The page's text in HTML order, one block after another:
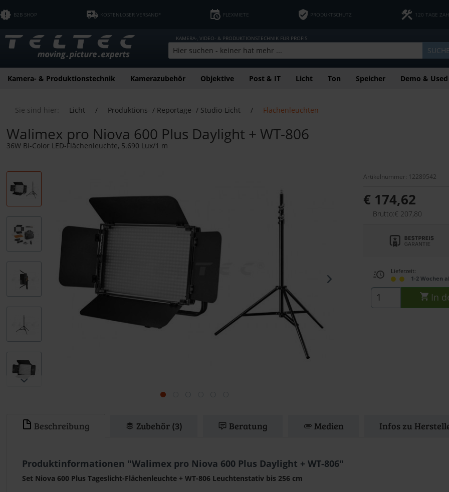
B2B SHOP KOSTENLOSER VERSAND* FLEXMIETE PRODUKTSCHUTZ 120 TAGE
KAMERA-, VIDEO- & PRODUKTIONSTECHNIK FÜR PROFIS
Kamera- & Produktionstechnik Kamerazubehör Objektive Post & IT Licht Ton Speicher Demo & Used
Sie sind hier: Licht / Produktions- / Reportage- / Studio-Licht / Flächenleuchten
Walimex pro Niova 600 Plus Daylight + WT-806
36W Bi-Color LED-Flächenleuchte, 5.690 Lux/1 m
Artikelnummer: 12289542
€ 174,62
Brutto:€ 207,80
Lieferzeit:
1-2 Wochen
In
Beschreibung Zubehör (3) Beratung Medien Infos zu
Produktinformationen "Walimex pro Niova 600 Plus Daylight + WT-806"
Set Niova 600 Plus Tageslicht-Flächenleuchte + WT-806 Leuchtenstativ bis 256 cm